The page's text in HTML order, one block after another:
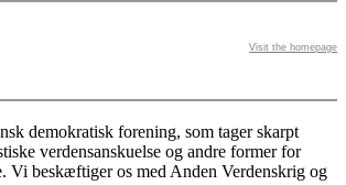
Visit the homepage
demokratisk forening, som tager skarpt
verdensanskuelse og andre former for
Vi beskæftiger os med Anden Verdenskrig og